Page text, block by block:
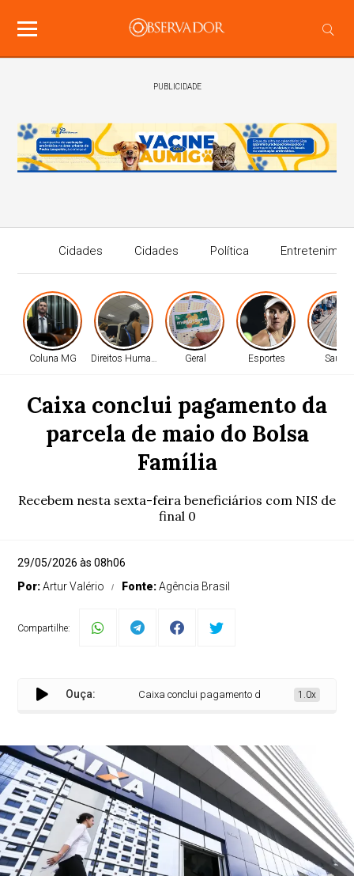
PUBLICIDADE
Cidades Cidades Política
Coluna MG Direitos Humanos Geral Esportes Saúde
Caixa conclui pagamento da
parcela de maio do Bolsa
Família
Recebem nesta sexta-feira beneficiários com NIS de
final 0
29/05/2026 às 08h06
Por:Artur Valério Fonte:Agência Brasil
Compartilhe:
Ouça: Caixa conclui pagamento da parcela de maio do
1.0x